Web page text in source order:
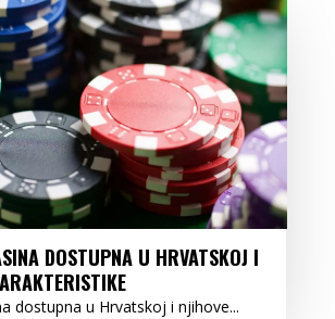
DOSTUPNA U HRVATSKOJ I
dostupna u Hrvatskoj i njihove...